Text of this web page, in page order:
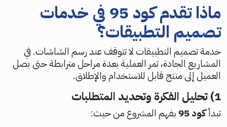
ماذا تقدم كود 95 في خدمات
تصميم التطبيقات؟
خدمة تصميم التطبيقات لا تتوقف عند رسم الشاشات. في
المشاريع الجادة، تمر العملية بعدة مراحل مترابطة حتى يصل
العميل إلى منتج قابل للاستخدام والإطلاق.
1) تحليل الفكرة وتحديد المتطلبات
تبدأكود 95 بفهم المشروع من حيث: